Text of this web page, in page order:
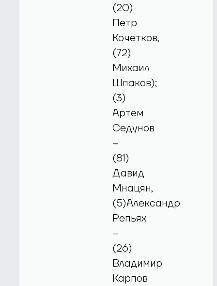
(20)
Петр
Кочетков,
(72)
Михаил
Шпаков);
(3)
Артем
Седунов
–
(81)
Давид
Мнацян,
(5)Александр
Репьях
–
(26)
Владимир
Карпов